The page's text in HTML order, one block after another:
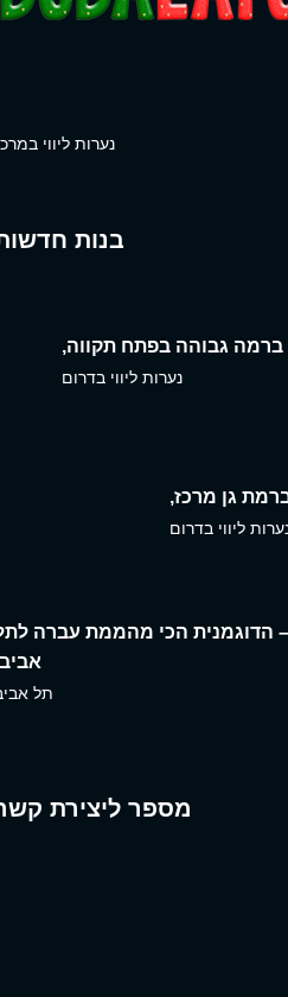
נערות ליווי
בנות
ברמה גבוהה בפתח תקווה,
נערות ליווי בדרום
ברמת גן מרכז,
ליווי בדרום
– הדוגמנית הכי מהממת עברה
תל
מספר ליצירת